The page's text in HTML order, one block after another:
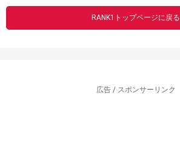
RANK1トップページに戻る
広告 / スポンサーリンク